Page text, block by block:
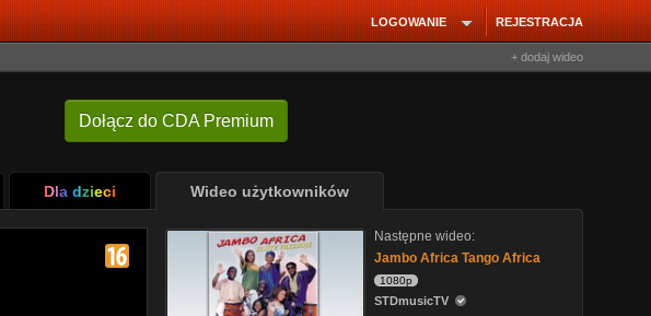
REJESTRACJA
LOGOWANIE
+ dodaj wideo
Dołącz do CDA Premium
Dla dzieci Wideo użytkowników
Następne wideo:
Jambo Africa Tango Africa
1080p
STDmusicTV